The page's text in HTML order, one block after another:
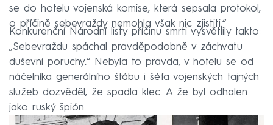
se do hotelu vojenská komise, která sepsala protokol,
o příčině sebevraždy nemohla však nic zjistiti.“
Konkurenční Národní listy příčinu smrti vysvětlily takto:
„Sebevraždu spáchal pravděpodobně v záchvatu
duševní poruchy.“ Nebyla to pravda, v hotelu se od
náčelníka generálního štábu i šéfa vojenských tajných
služeb dozvěděl, že spadla klec. A že byl odhalen
jako ruský špión.